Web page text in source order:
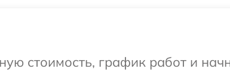
стоимость, график работ и